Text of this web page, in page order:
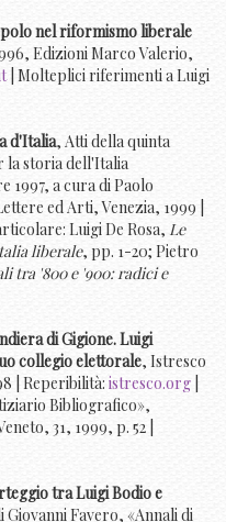
nel riformismo liberale
Edizioni Marco Valerio,
| Molteplici riferimenti a Luigi
d'Italia, Atti della quinta
la storia dell'Italia
1997, a cura di Paolo
ed Arti, Venezia, 1999 |
Luigi De Rosa, Le
liberale, pp. 1-20; Pietro
tra '800 e '900: radici e
di Gigione. Luigi
collegio elettorale, Istresco
| Reperibilità: istresco.org
Bibliografico»,
31, 1999, p. 52 |
tra Luigi Bodio e
Giovanni Favero, «Annali di